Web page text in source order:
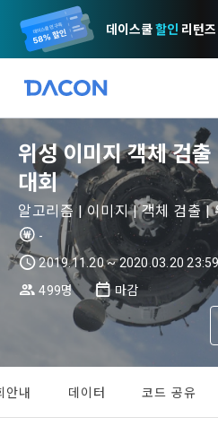
데이스쿨할인 리턴즈
알림0 모두
✕ MY XP
LEVEL 1
0/150
오늘의 XP
0 / 800
적립 XP
이용
제 1 조 (목적)
본 약관은 데이콘 주식회사(이하 “
비스를 이용하는 조건 및 절차에
규정하는 데 그 목적이 있다. “회
며, 어떤 방식이든 본 서비스를 사
관의 전부에 동의한다는 것을 의미
개인정보 처
데이콘 개인정보
데이콘은 이용자 개인정보 보
우선의 가치로 두고 있습니다. 데
마케팅 정보
1. 광고성 정보의 이용목적
DACON이 제공하는 이용자 맞춤
경품 행사, 이벤트, 경진대회 홍보
위성 이미지 객체 검
대회
알고리즘 | 이미지 | 객체 검출 |
-
2019.11.20 ~ 2020.03.20 23:59
499명
마감
안내 데이터 코드 공유